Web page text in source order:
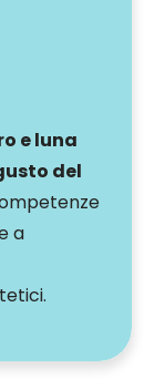
e luna
del
a